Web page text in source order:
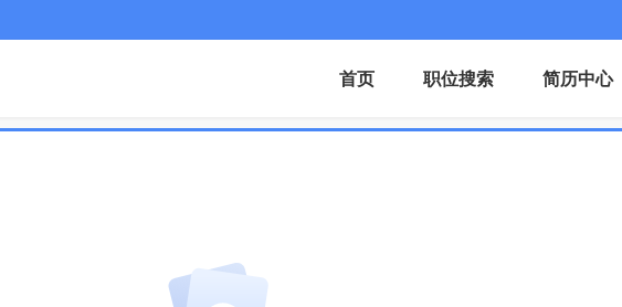
首页 职位搜索 简历中心